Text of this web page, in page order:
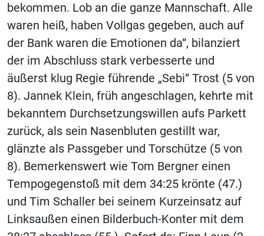
bekommen. Lob an die ganze Mannschaft. Alle
waren heiß, haben Vollgas gegeben, auch auf
der Bank waren die Emotionen da“, bilanziert
der im Abschluss stark verbesserte und
äußerst klug Regie führende „Sebi“ Trost (5 von
8). Jannek Klein, früh angeschlagen, kehrte mit
bekanntem Durchsetzungswillen aufs Parkett
zurück, als sein Nasenbluten gestillt war,
glänzte als Passgeber und Torschütze (5 von
8). Bemerkenswert wie Tom Bergner einen
Tempogegenstoß mit dem 34:25 krönte (47.)
und Tim Schaller bei seinem Kurzeinsatz auf
Linksaußen einen Bilderbuch-Konter mit dem